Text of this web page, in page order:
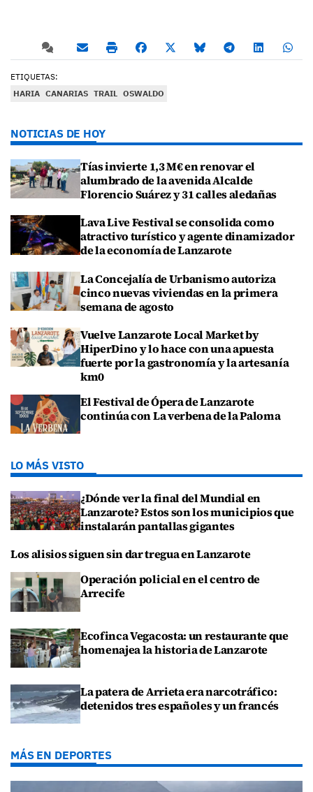
ETIQUETAS:
HARIA CANARIAS TRAIL OSWALDO
NOTICIAS DE HOY
Tías invierte 1,3 M€ en renovar el
alumbrado de la avenida Alcalde
Florencio Suárez y 31 calles aledañas
Lava Live Festival se consolida como
atractivo turístico y agente dinamizador
de la economía de Lanzarote
La Concejalía de Urbanismo autoriza
cinco nuevas viviendas en la primera
semana de agosto
Vuelve Lanzarote Local Market by
HiperDino y lo hace con una apuesta
fuerte por la gastronomía y la artesanía
km0
El Festival de Ópera de Lanzarote
continúa con La verbena de la Paloma
LO MÁS VISTO
¿Dónde ver la final del Mundial en
Lanzarote? Estos son los municipios que
instalarán pantallas gigantes
Los alisios siguen sin dar tregua en Lanzarote
Operación policial en el centro de
Arrecife
Ecofinca Vegacosta: un restaurante que
homenajea la historia de Lanzarote
La patera de Arrieta era narcotráfico:
detenidos tres españoles y un francés
MÁS EN DEPORTES